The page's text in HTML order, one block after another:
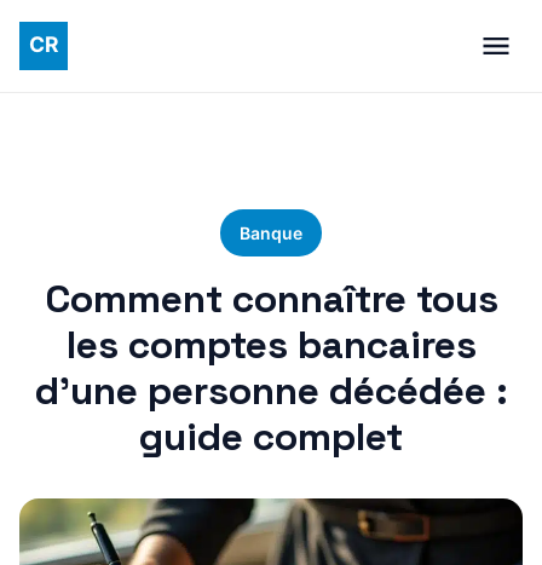
Banque
Comment connaître tous
les comptes bancaires
d’une personne décédée :
guide complet